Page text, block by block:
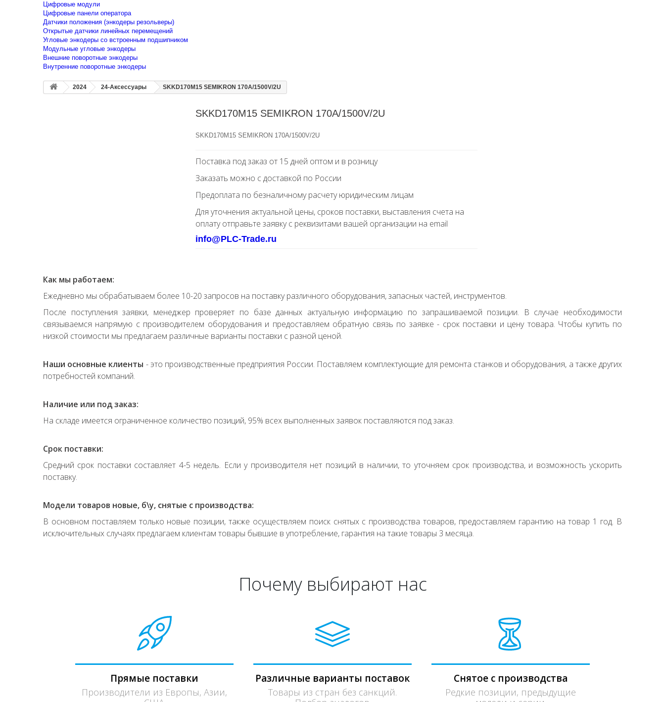
Цифровые модули
Цифровые панели оператора
Датчики положения (энкодеры резольверы)
Открытые датчики линейных перемещений
Угловые энкодеры со встроенным подшипником
Модульные угловые энкодеры
Внешние поворотные энкодеры
Внутренние поворотные энкодеры
2024 24-Аксессуары SKKD170M15 SEMIKRON 170A/1500V/2U
SKKD170M15 SEMIKRON 170A/1500V/2U
SKKD170M15 SEMIKRON 170A/1500V/2U
Поставка под заказ от 15 дней оптом и в розницу
Заказать можно с доставкой по России
Предоплата по безналичному расчету юридическим лицам
Для уточнения актуальной цены, сроков поставки, выставления счета на
оплату отправьте заявку с реквизитами вашей организации на email
info@PLC-Trade.ru
Как мы работаем:
Ежедневно мы обрабатываем более 10-20 запросов на поставку различного оборудования, запасных частей, инструментов.
После поступления заявки, менеджер проверяет по базе данных актуальную информацию по запрашиваемой позиции. В случае необходимости
связываемся напрямую с производителем оборудования и предоставляем обратную связь по заявке - срок поставки и цену товара. Чтобы купить по
низкой стоимости мы предлагаем различные варианты поставки с разной ценой.
Наши основные клиенты - это производственные предприятия России. Поставляем комплектующие для ремонта станков и оборудования, а также других
потребностей компаний.
Наличие или под заказ:
На складе имеется ограниченное количество позиций, 95% всех выполненных заявок поставляются под заказ.
Срок поставки:
Средний срок поставки составляет 4-5 недель. Если у производителя нет позиций в наличии, то уточняем срок производства, и возможность ускорить
поставку.
Модели товаров новые, б\у, снятые с производства:
В основном поставляем только новые позиции, также осуществляем поиск снятых с производства товаров, предоставляем гарантию на товар 1 год. В
исключительных случаях предлагаем клиентам товары бывшие в употребление, гарантия на такие товары 3 месяца.
Почему выбирают нас
Прямые поставки
Производители из Европы, Азии,
Различные варианты поставок
Товары из стран без санкций.
Снятое с производства
Редкие позиции, предыдущие